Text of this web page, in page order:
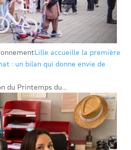
Lille accueille la première
: un bilan qui donne envie de
du Printemps du...